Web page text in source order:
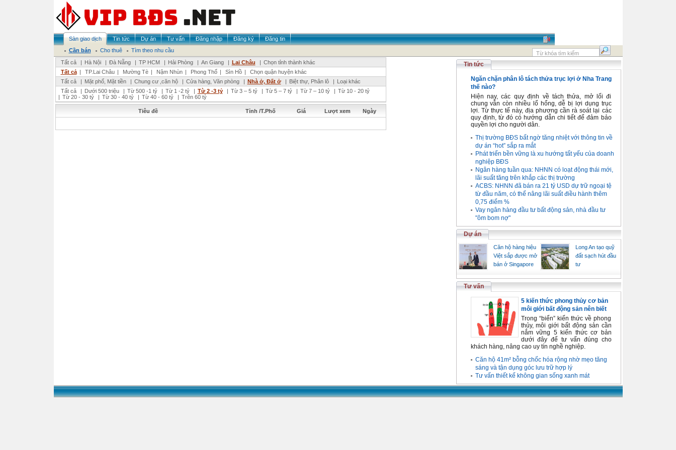
Sàn giao dịch Tin tức Dự án Tư vấn Đăng nhập Đăng ký
Đăng tin
Cần bán
Cho thuê
Tìm theo nhu cầu
Tất cả
| Hà Nội | Đà Nẵng | TP HCM | Hải Phòng | An Giang | Lai Châu | Chọn tỉnh thành khác
Tất cả | TP.Lai Châu | Mường Tè | Nậm Nhùn | Phong Thổ | Sìn Hồ |
Chọn quận huyện khác
Tất cả
| Mặt phố, Mặt tiền | Chung cư ,căn hộ | Cửa hàng, Văn phòng | Nhà ở, Đất ở | Biệt thự, Phân lô | Loại khác
Tất cả
| Dưới 500 triệu | Từ 500 -1 tỷ | Từ 1 -2 tỷ | Từ 2 -3 tỷ | Từ 3 – 5 tỷ | Từ 5 – 7 tỷ | Từ 7 – 10 tỷ | Từ 10 - 20 tỷ
| Từ 20 - 30 tỷ | Từ 30 - 40 tỷ | Từ 40 - 60 tỷ | Trên 60 tỷ
Tiêu đề Tỉnh /T.Phố Giá Lượt xem Ngày
Tin tức
Ngăn chặn phân lô tách thửa trục lợi ở Nha Trang
thế nào?
Hiện nay, các quy định về tách thửa, mở lối đi
chung vẫn còn nhiều lổ hổng, dễ bị lợi dụng trục
lợi. Từ thực tế này, địa phương cần rà soát lại các
quy định, từ đó có hướng dẫn chi tiết để đảm bảo
quyền lợi cho người dân.
Thị trường BĐS bất ngờ tăng nhiệt với thông tin về
dự án “hot” sắp ra mắt
Phát triển bền vững là xu hướng tất yếu của doanh
nghiệp BĐS
Ngân hàng tuần qua: NHNN có loạt động thái mới,
lãi suất tăng trên khắp các thị trường
ACBS: NHNN đã bán ra 21 tỷ USD dự trữ ngoại tệ
từ đầu năm, có thể nâng lãi suất điều hành thêm
0,75 điểm %
Vay ngân hàng đầu tư bất động sản, nhà đầu tư
"ôm bom nợ"
Dự án
Căn hộ hàng hiệu
Việt sắp được mở
bán ở Singapore
Long An tạo quỹ
đất sạch hút đầu
tư
Tư vấn
5 kiến thức phong thủy cơ bản
môi giới bất động sản nên biết
Trong “biển” kiến thức về phong
thủy, môi giới bất động sản cần
nắm vững 5 kiến thức cơ bản
dưới đây để tư vấn đúng cho
khách hàng, nâng cao uy tín nghề nghiệp.
Căn hộ 41m² bỗng chốc hóa rộng nhờ mẹo tăng
sáng và tận dụng góc lưu trữ hợp lý
Tư vấn thiết kế không gian sống xanh mát